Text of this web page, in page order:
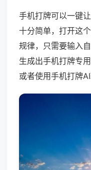
手机打牌可以一键
十分简单，打开这
规律，只需要输入
生成出手机打牌专
或者使用手机打牌